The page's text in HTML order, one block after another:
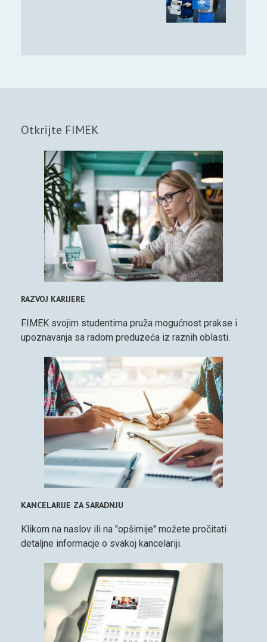
Otkrijte FIMEK
RAZVOJ KARIJERE
FIMEK svojim studentima pruža mogućnost prakse i
upoznavanja sa radom preduzeća iz raznih oblasti.
KANCELARIJE ZA SARADNJU
Klikom na naslov ili na "opširnije" možete pročitati
detaljne informacje o svakoj kancelariji.